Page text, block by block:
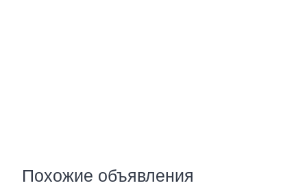
Похожие объявления